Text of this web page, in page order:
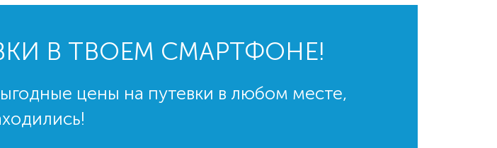
В ТВОЕМ СМАРТФОНЕ!
цены на путевки в любом месте,